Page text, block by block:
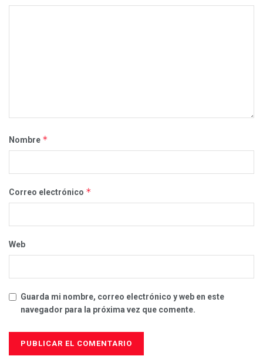
Nombre *
Correo electrónico *
Web
Guarda mi nombre, correo electrónico y web en este
navegador para la próxima vez que comente.